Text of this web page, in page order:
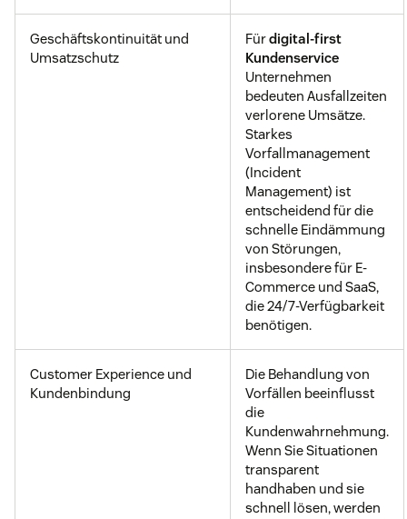
Geschäftskontinuität und
Umsatzschutz
Fürdigital-first
Kundenservice
Unternehmen
bedeuten Ausfallzeiten
verlorene Umsätze.
Starkes
Vorfallmanagement
(Incident
Management) ist
entscheidend für die
schnelle Eindämmung
von Störungen,
insbesondere für E-
Commerce und SaaS,
die 24/7-Verfügbarkeit
benötigen.
Customer Experience und
Kundenbindung
Die Behandlung von
Vorfällen beeinflusst
die
Kundenwahrnehmung.
Wenn Sie Situationen
transparent
handhaben und sie
schnell lösen, werden